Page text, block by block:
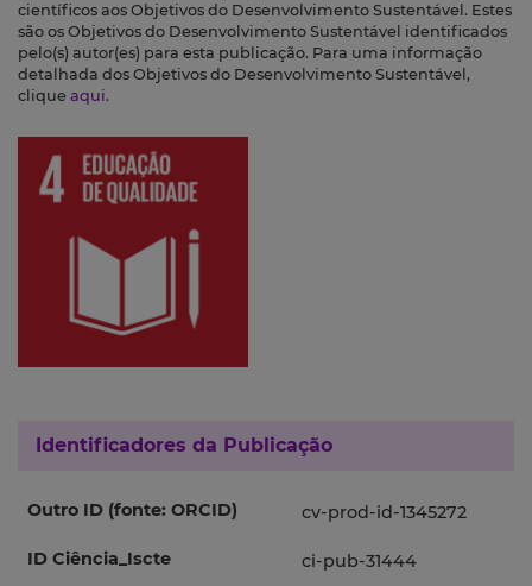
científicos aos Objetivos do Desenvolvimento Sustentável. Estes
são os Objetivos do Desenvolvimento Sustentável identificados
pelo(s) autor(es) para esta publicação. Para uma informação
detalhada dos Objetivos do Desenvolvimento Sustentável,
clique aqui.
Identificadores da Publicação
Outro ID (fonte: ORCID) cv-prod-id-1345272
ID Ciência_Iscte ci-pub-31444